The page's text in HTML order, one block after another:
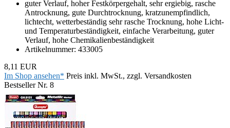
guter Verlauf, hoher Festkörpergehalt, sehr ergiebig, rasche
Antrocknung, gute Durchtrocknung, kratzunempfindlich,
lichtecht, wetterbeständig sehr rasche Trocknung, hohe Licht-
und Temperaturbeständigkeit, einfache Verarbeitung, guter
Verlauf, hohe Chemikalienbeständigkeit
Artikelnummer: 433005
8,11 EUR
Im Shop ansehen* Preis inkl. MwSt., zzgl. Versandkosten
Bestseller Nr. 8